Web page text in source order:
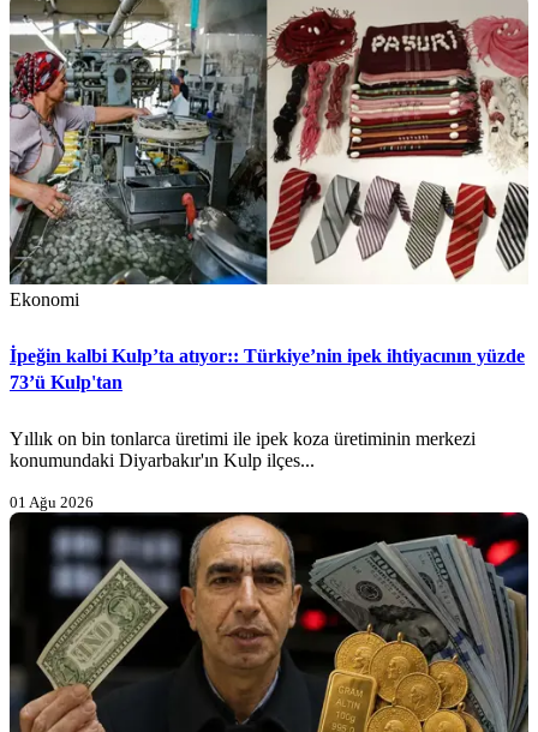
Ekonomi
İpeğin kalbi Kulp’ta atıyor:: Türkiye’nin ipek ihtiyacının yüzde
73’ü Kulp'tan
Yıllık on bin tonlarca üretimi ile ipek koza üretiminin merkezi
konumundaki Diyarbakır'ın Kulp ilçes...
01 Ağu 2026